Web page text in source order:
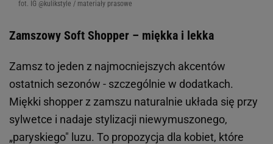
fot. IG @kulikstyle / materiały prasowe
Zamszowy Soft Shopper – miękka i lekka
Zamsz to jeden z najmocniejszych akcentów
ostatnich sezonów - szczególnie w dodatkach.
Miękki shopper z zamszu naturalnie układa się przy
sylwetce i nadaje stylizacji niewymuszonego,
„paryskiego" luzu. To propozycja dla kobiet, które